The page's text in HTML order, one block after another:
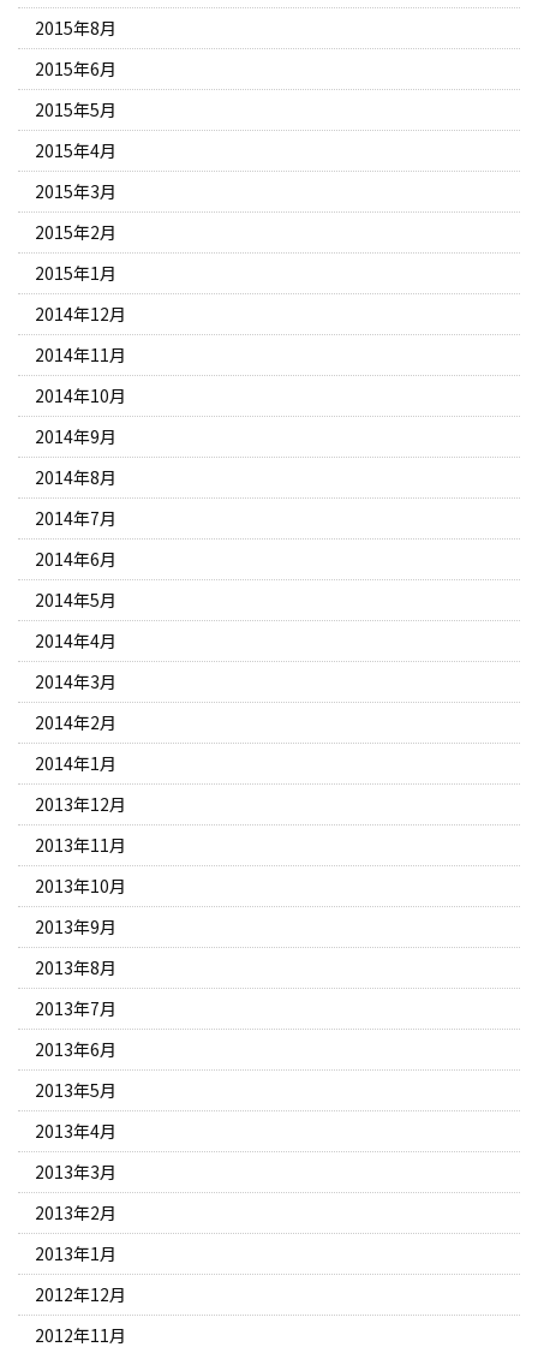
2015年8月
2015年6月
2015年5月
2015年4月
2015年3月
2015年2月
2015年1月
2014年12月
2014年11月
2014年10月
2014年9月
2014年8月
2014年7月
2014年6月
2014年5月
2014年4月
2014年3月
2014年2月
2014年1月
2013年12月
2013年11月
2013年10月
2013年9月
2013年8月
2013年7月
2013年6月
2013年5月
2013年4月
2013年3月
2013年2月
2013年1月
2012年12月
2012年11月